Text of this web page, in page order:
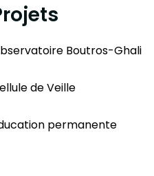
Boutros-Ghali
de Veille
permanente